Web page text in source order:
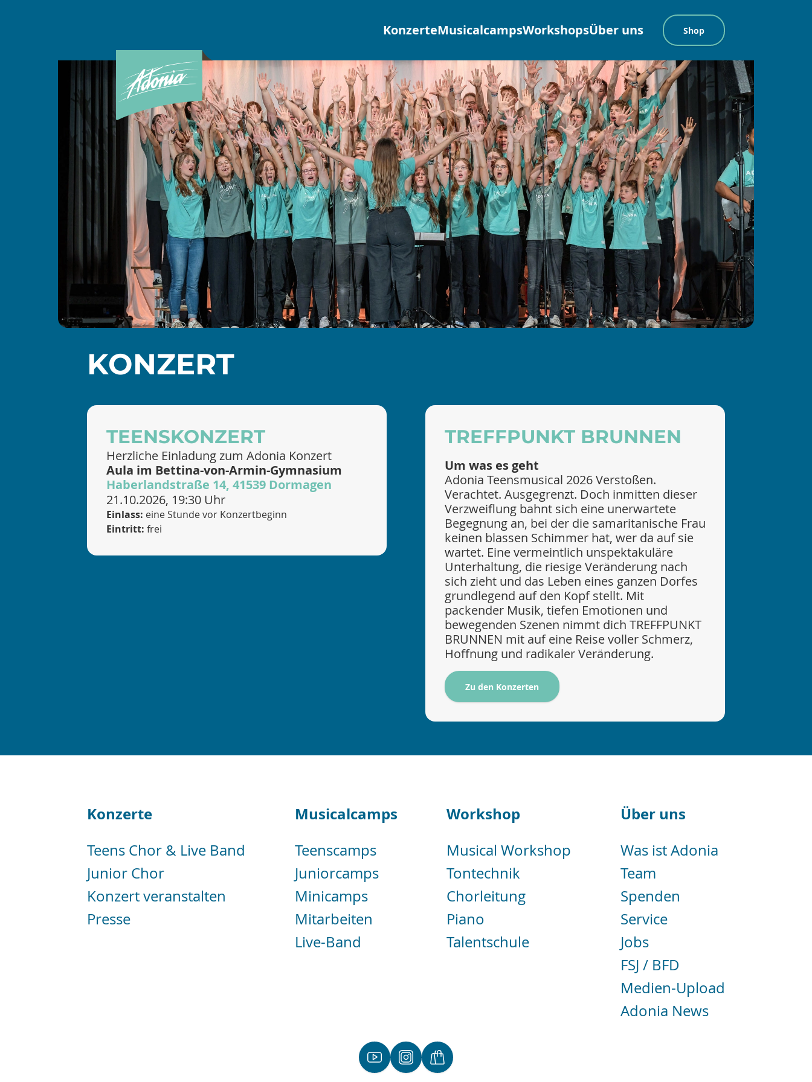
KonzerteMusicalcampsWorkshopsÜber uns Shop
KONZERT
TEENSKONZERT
Herzliche Einladung zum Adonia Konzert
Aula im Bettina-von-Armin-Gymnasium
Haberlandstraße 14, 41539 Dormagen
21.10.2026, 19:30 Uhr
Einlass: eine Stunde vor Konzertbeginn
Eintritt: frei
TREFFPUNKT BRUNNEN
Um was es geht
Adonia Teensmusical 2026 Verstoßen.
Verachtet. Ausgegrenzt. Doch inmitten dieser
Verzweiflung bahnt sich eine unerwartete
Begegnung an, bei der die samaritanische Frau
keinen blassen Schimmer hat, wer da auf sie
wartet. Eine vermeintlich unspektakuläre
Unterhaltung, die riesige Veränderung nach
sich zieht und das Leben eines ganzen Dorfes
grundlegend auf den Kopf stellt. Mit
packender Musik, tiefen Emotionen und
bewegenden Szenen nimmt dich TREFFPUNKT
BRUNNEN mit auf eine Reise voller Schmerz,
Hoffnung und radikaler Veränderung.
Zu den Konzerten
Konzerte
Teens Chor & Live Band
Junior Chor
Konzert veranstalten
Presse
Musicalcamps
Teenscamps
Juniorcamps
Minicamps
Mitarbeiten
Live-Band
Workshop
Musical Workshop
Tontechnik
Chorleitung
Piano
Talentschule
Über uns
Was ist Adonia
Team
Spenden
Service
Jobs
FSJ / BFD
Medien-Upload
Adonia News